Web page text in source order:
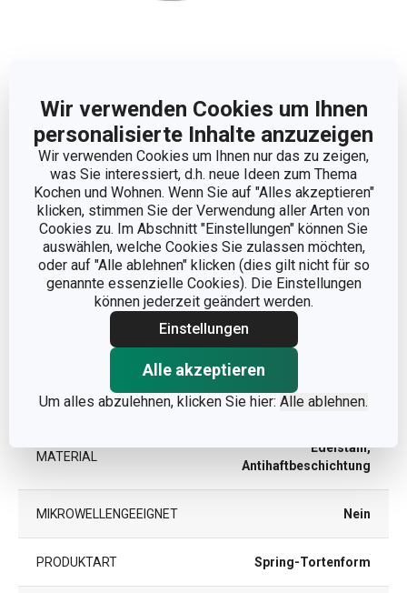
Wir verwenden Cookies um Ihnen
personalisierte Inhalte anzuzeigen
Wir verwenden Cookies um Ihnen nur das zu zeigen,
was Sie interessiert, d.h. neue Ideen zum Thema
Kochen und Wohnen. Wenn Sie auf "Alles akzeptieren"
klicken, stimmen Sie der Verwendung aller Arten von
Cookies zu. Im Abschnitt "Einstellungen" können Sie
auswählen, welche Cookies Sie zulassen möchten,
oder auf "Alle ablehnen" klicken (dies gilt nicht für so
genannte essenzielle Cookies). Die Einstellungen
können jederzeit geändert werden.
Einstellungen
Alle akzeptieren
Um alles abzulehnen, klicken Sie hier: Alle ablehnen.
Abmessungen
PRODUKTHÖHE (CM)
DURCHMESSER (CM) 23
Andere Parameter
KATEGORIE Backformen
MATERIAL
Edelstahl,
Antihaftbeschichtung
MIKROWELLENGEEIGNET Nein
PRODUKTART Spring-Tortenform